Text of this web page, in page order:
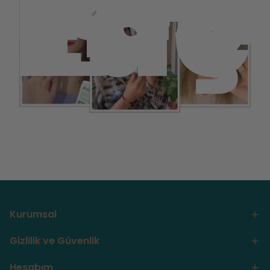
Kurumsal
Gizlilik ve Güvenlik